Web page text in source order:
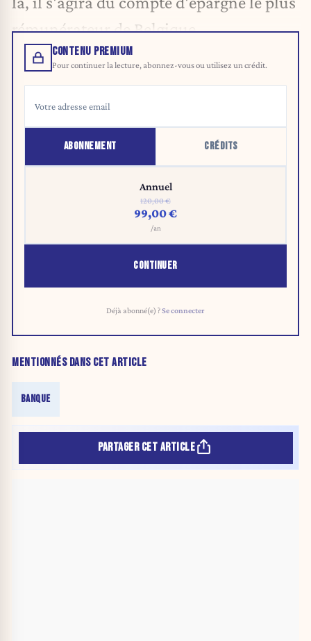
rémunérateur de Belgique.
CONTENU PREMIUM
Pour continuer la lecture, abonnez-vous ou utilisez un crédit.
ABONNEMENT CRÉDITS
Annuel
120,00 €
99,00 €
/an
CONTINUER
Déjà abonné(e) ?Se connecter
MENTIONNÉS DANS CET ARTICLE
BANQUE
PARTAGER CET ARTICLE